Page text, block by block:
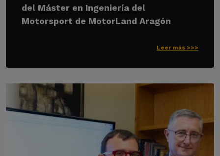
del Máster en Ingeniería del
Motorsport de MotorLand Aragón
Leer más >>>